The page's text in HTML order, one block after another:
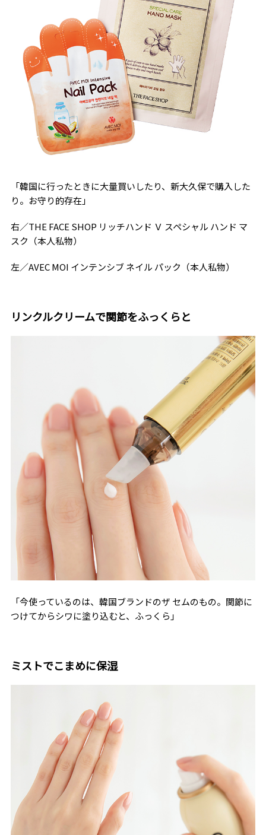
「韓国に行ったときに大量買いしたり、新大久保で購入した
り。お守り的存在」
右／THE FACE SHOP リッチハンド Ｖ スペシャル ハンド マ
スク（本人私物）
左／AVEC MOI インテンシブ ネイル パック（本人私物）
リンクルクリームで関節をふっくらと
「今使っているのは、韓国ブランドのザ セムのもの。関節に
つけてからシワに塗り込むと、ふっくら」
ミストでこまめに保湿